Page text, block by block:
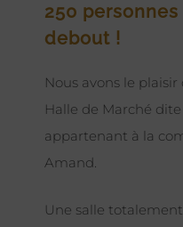
250
debout !
Nous avons le
Halle de Marché
appartenant à la
Amand.
Une salle